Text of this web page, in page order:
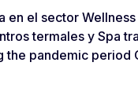
en el sector Wellness
termales y Spa
the pandemic